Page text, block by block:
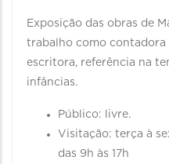
Exposição das obras de
trabalho como contadora
escritora, referência na
infâncias.
Público: livre.
Visitação: terça à
das 9h às 17h